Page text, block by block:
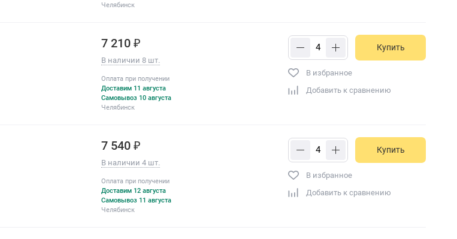
Челябинск
7 210 ₽
В наличии 8 шт.
Оплата при получении
Доставим 11 августа
Самовывоз 10 августа
Челябинск
Купить
В избранное
Добавить к сравнению
7 540 ₽
В наличии 4 шт.
Оплата при получении
Доставим 12 августа
Самовывоз 11 августа
Челябинск
Купить
В избранное
Добавить к сравнению